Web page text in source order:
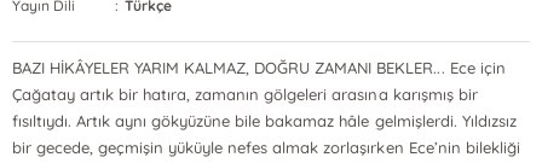
Yayın Dili
: Türkçe
BAZI HİKÂYELER YARIM KALMAZ, DOĞRU ZAMANI BEKLER... Ece için
Çağatay artık bir hatıra, zamanın gölgeleri arasına karışmış bir
fısıltıydı. Artık aynı gökyüzüne bile bakamaz hâle gelmişlerdi. Yıldızsız
bir gecede, geçmişin yüküyle nefes almak zorlaşırken Ece’nin bilekliği